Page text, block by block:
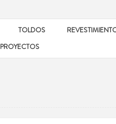
TOLDOS
PROYECTOS